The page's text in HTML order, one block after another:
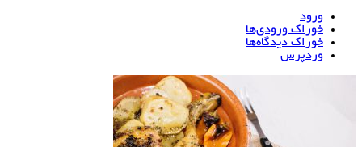
ورود
خوراک ورودی‌ها
خوراک دیدگاه‌ها
وردپرس